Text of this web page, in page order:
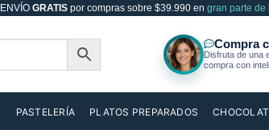
ENVÍO GRATISpor compras sobre $39.990 en gran parte de
PASTELERÍA PLATOS PREPARADOS